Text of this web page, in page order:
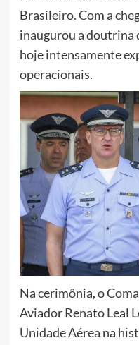
Brasileiro. Com a
inaugurou a doutrina
hoje intensamente
operacionais.
Na cerimônia, o
Aviador Renato Leal
Unidade Aérea na